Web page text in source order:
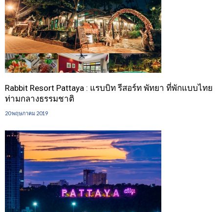
Rabbit Resort Pattaya : แรบบิท รีสอร์ท พัทยา ที่พักแบบไทย
ท่ามกลางธรรมชาติ
20 พฤษภาคม 2019